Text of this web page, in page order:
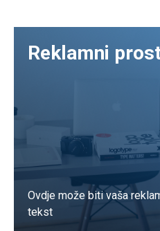
Reklamni
Ovdje može biti vaša
tekst